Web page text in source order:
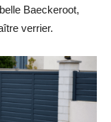
Baeckeroot,
verrier.